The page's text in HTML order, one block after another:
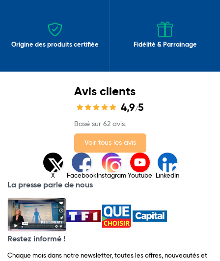
Origine des produits certifiée Fidélité & Parrainage
Avis clients
4,9/5
Basé sur 62 avis.
Voir tous les avis
X Facebook Instagram Youtube LinkedIn
La presse parle de nous
Restez informé !
Chaque mois dans notre newsletter, toutes les offres, nouveautés et